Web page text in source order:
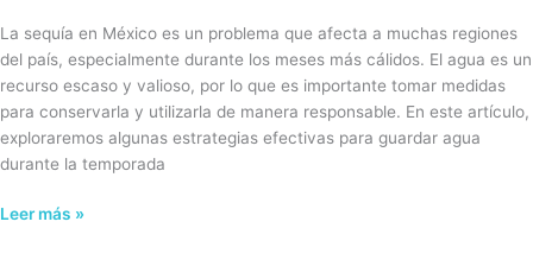
La sequía en México es un problema que afecta a muchas regiones
del país, especialmente durante los meses más cálidos. El agua es un
recurso escaso y valioso, por lo que es importante tomar medidas
para conservarla y utilizarla de manera responsable. En este artículo,
exploraremos algunas estrategias efectivas para guardar agua
durante la temporada
Leer más »